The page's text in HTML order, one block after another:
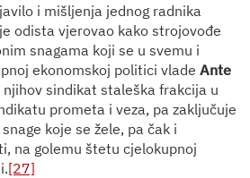
i mišljenja jednog radnika
odista vjerovao kako strojovođe
snagama koji se u svemu i
ekonomskoj politici vlade Ante
njihov sindikat staleška frakcija u
prometa i veza, pa zaključuje
koje se žele, pa čak i
na golemu štetu cjelokupnoj
[27]